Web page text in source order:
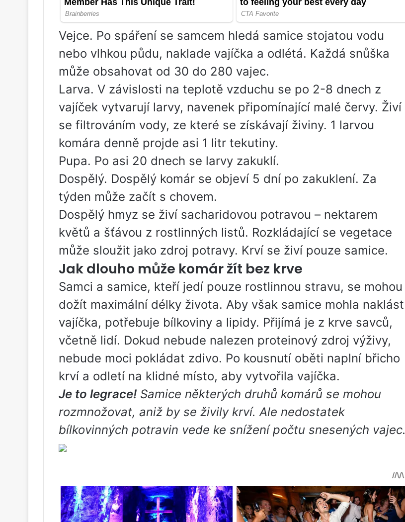
Vejce. Po spáření se samcem hledá samice stojatou vodu
nebo vlhkou půdu, naklade vajíčka a odlétá. Každá snůška
může obsahovat od 30 do 280 vajec.
Larva. V závislosti na teplotě vzduchu se po 2-8 dnech z
vajíček vytvarují larvy, navenek připomínající malé červy. Živí
se filtrováním vody, ze které se získávají živiny. 1 larvou
komára denně projde asi 1 litr tekutiny.
Pupa. Po asi 20 dnech se larvy zakuklí.
Dospělý. Dospělý komár se objeví 5 dní po zakuklení. Za
týden může začít s chovem.
Dospělý hmyz se živí sacharidovou potravou – nektarem
květů a šťávou z rostlinných listů. Rozkládající se vegetace
může sloužit jako zdroj potravy. Krví se živí pouze samice.
Jak dlouho může komár žít bez krve
Samci a samice, kteří jedí pouze rostlinnou stravu, se mohou
dožít maximální délky života. Aby však samice mohla naklást
vajíčka, potřebuje bílkoviny a lipidy. Přijímá je z krve savců,
včetně lidí. Dokud nebude nalezen proteinový zdroj výživy,
nebude moci pokládat zdivo. Po kousnutí oběti naplní břicho
krví a odletí na klidné místo, aby vytvořila vajíčka.
Je to legrace! Samice některých druhů komárů se mohou
rozmnožovat, aniž by se živily krví. Ale nedostatek
bílkovinných potravin vede ke snížení počtu snesených vajec.